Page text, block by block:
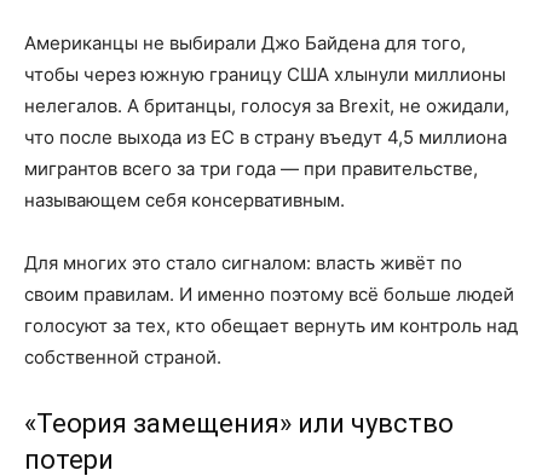
Американцы не выбирали Джо Байдена для того,
чтобы через южную границу США хлынули миллионы
нелегалов. А британцы, голосуя за Brexit, не ожидали,
что после выхода из ЕС в страну въедут 4,5 миллиона
мигрантов всего за три года — при правительстве,
называющем себя консервативным.
Для многих это стало сигналом: власть живёт по
своим правилам. И именно поэтому всё больше людей
голосуют за тех, кто обещает вернуть им контроль над
собственной страной.
«Теория замещения» или чувство
потери